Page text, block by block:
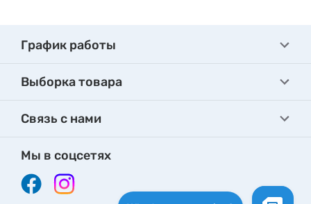
График работы
Выборка товара
Связь с нами
Мы в соцсетях